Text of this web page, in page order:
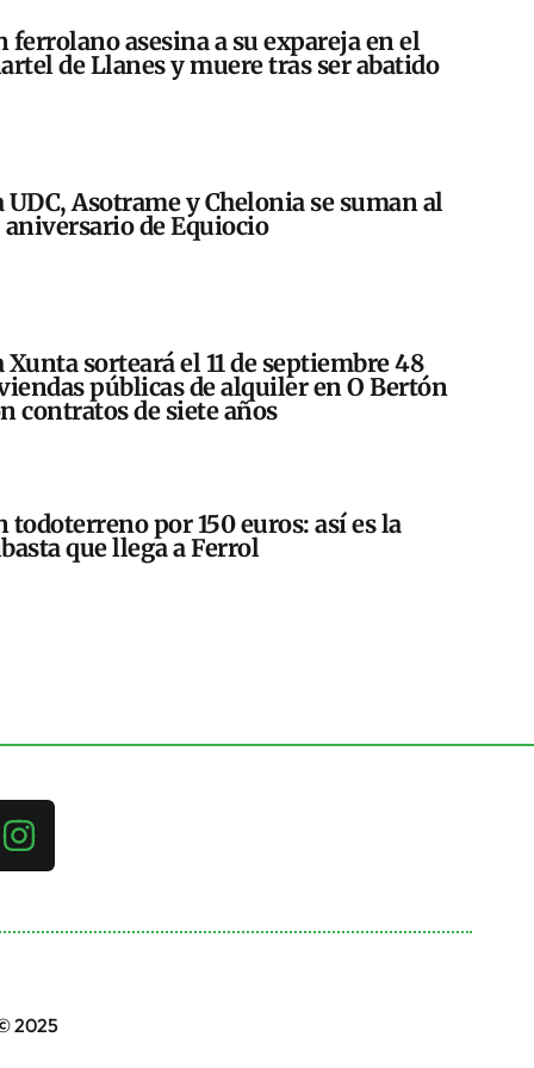
ferrolano asesina a su expareja en el
de Llanes y muere tras ser abatido
UDC, Asotrame y Chelonia se suman al
aniversario de Equiocio
Xunta sorteará el 11 de septiembre 48
públicas de alquiler en O Bertón
contratos de siete años
todoterreno por 150 euros: así es la
que llega a Ferrol
2025